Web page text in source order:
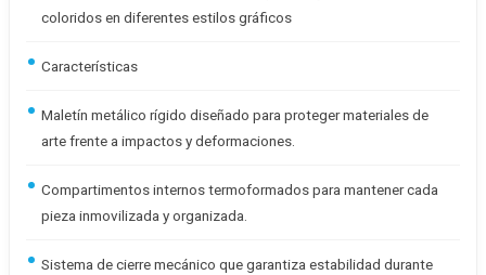
coloridos en diferentes estilos gráficos
Características
Maletín metálico rígido diseñado para proteger materiales de
arte frente a impactos y deformaciones.
Compartimentos internos termoformados para mantener cada
pieza inmovilizada y organizada.
Sistema de cierre mecánico que garantiza estabilidad durante